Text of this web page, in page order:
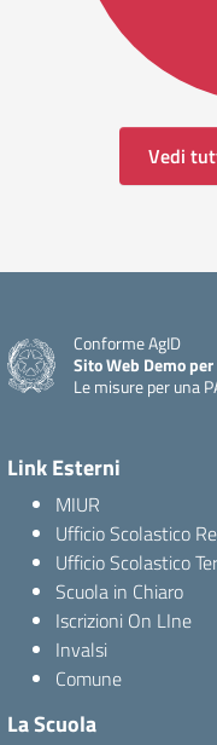
Vedi
Conforme AgID
Sito Web Demo
Le misure per una
Link Esterni
MIUR
Ufficio Scolastico
Ufficio Scolastico
Scuola in Chiaro
Iscrizioni On LIne
Invalsi
Comune
La Scuola